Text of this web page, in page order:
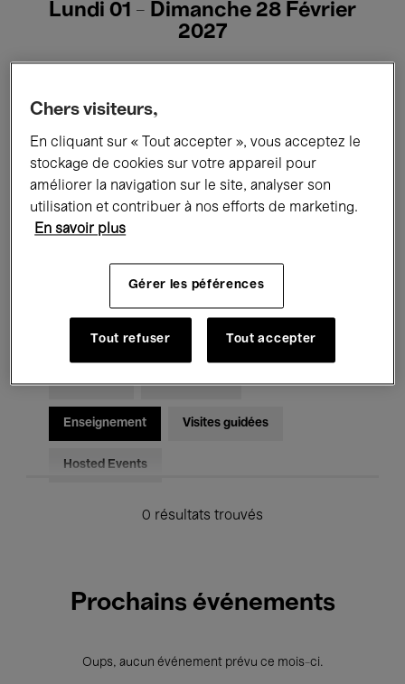
Lundi 01 - Dimanche 28 Février
2027
Tous les événements Concerts
Expositions Films Performances
Rencontres & Débats
Musique classique Global Music
Musique électronique
Pour tous Kids’ Palace
Enseignement Visites guidées
Hosted Events
0 résultats trouvés
Prochains événements
Oups, aucun événement prévu ce mois-ci.
Chers visiteurs,
En cliquant sur « Tout accepter », vous acceptez le
stockage de cookies sur votre appareil pour
améliorer la navigation sur le site, analyser son
utilisation et contribuer à nos efforts de marketing.
En savoir plus
Gérer les péférences
Tout refuser Tout accepter